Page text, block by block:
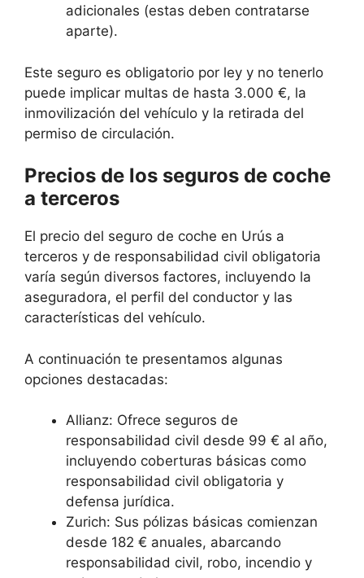
adicionales (estas deben contratarse
aparte).
Este seguro es obligatorio por ley y no tenerlo
puede implicar multas de hasta 3.000 €, la
inmovilización del vehículo y la retirada del
permiso de circulación.
Precios de los seguros de coche
a terceros
El precio del seguro de coche en Urús a
terceros y de responsabilidad civil obligatoria
varía según diversos factores, incluyendo la
aseguradora, el perfil del conductor y las
características del vehículo.
A continuación te presentamos algunas
opciones destacadas:
Allianz: Ofrece seguros de
responsabilidad civil desde 99 € al año,
incluyendo coberturas básicas como
responsabilidad civil obligatoria y
defensa jurídica.
Zurich: Sus pólizas básicas comienzan
desde 182 € anuales, abarcando
responsabilidad civil, robo, incendio y